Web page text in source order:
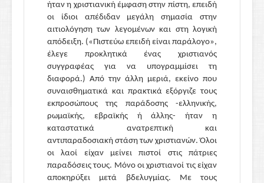
ήταν η χριστιανική έμφαση στην πίστη, επειδή
οι ίδιοι απέδιδαν μεγάλη σημασία στην
αιτιολόγηση των λεγομένων και στη λογική
απόδειξη. («Πιστεύω επειδή είναι παράλογο»,
έλεγε προκλητικά ένας χριστιανός
συγγραφέας για να υπογραμμίσει τη
διαφορά.) Από την άλλη μεριά, εκείνο που
συναισθηματικά και πρακτικά εξόργιζε τους
εκπροσώπους της παράδοσης -ελληνικής,
ρωμαϊκής, εβραϊκής ή άλλης- ήταν η
καταστατικά ανατρεπτική και
αντιπαραδοσιακή στάση των χριστιανών. Όλοι
οι λαοί είχαν μείνει πιστοί στις πάτριες
παραδόσεις τους. Μόνο οι χριστιανοί τις είχαν
αποκηρύξει μετά βδελυγμίας. Με τους